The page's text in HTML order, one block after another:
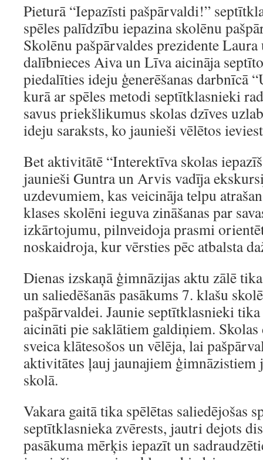
Pieturā “Iepazīsti pašpārvaldi!”
spēles palīdzību iepazina skolēnu
Skolēnu pašpārvaldes prezidente Laura
dalībnieces Aiva un Līva aicināja
piedalīties ideju ģenerēšanas darbnīcā
kurā ar spēles metodi septītklasnieki
savus priekšlikumus skolas dzīves
ideju saraksts, ko jaunieši vēlētos
Bet aktivitātē “Interektīva skolas
jaunieši Guntra un Arvis vadīja
uzdevumiem, kas veicināja telpu
klases skolēni ieguva zināšanas par
izkārtojumu, pilnveidoja prasmi
noskaidroja, kur vērsties pēc atbalsta
Dienas izskaņā ģimnāzijas aktu zālē
un saliedēšanās pasākums 7. klašu
pašpārvaldei. Jaunie septītklasnieki
aicināti pie saklātiem galdiņiem.
sveica klātesošos un vēlēja, lai
aktivitātes ļauj jaunajiem ģimnāzistiem
skolā.
Vakara gaitā tika spēlētas saliedējošas
septītklasnieka zvērests, jautri dejots
pasākuma mērķis iepazīt un